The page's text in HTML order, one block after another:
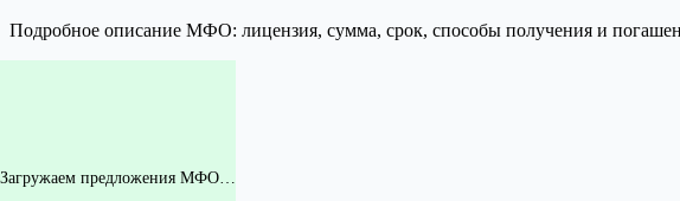
Подробное описание МФО: лицензия, сумма, срок, способы получения и
Загружаем предложения МФО…